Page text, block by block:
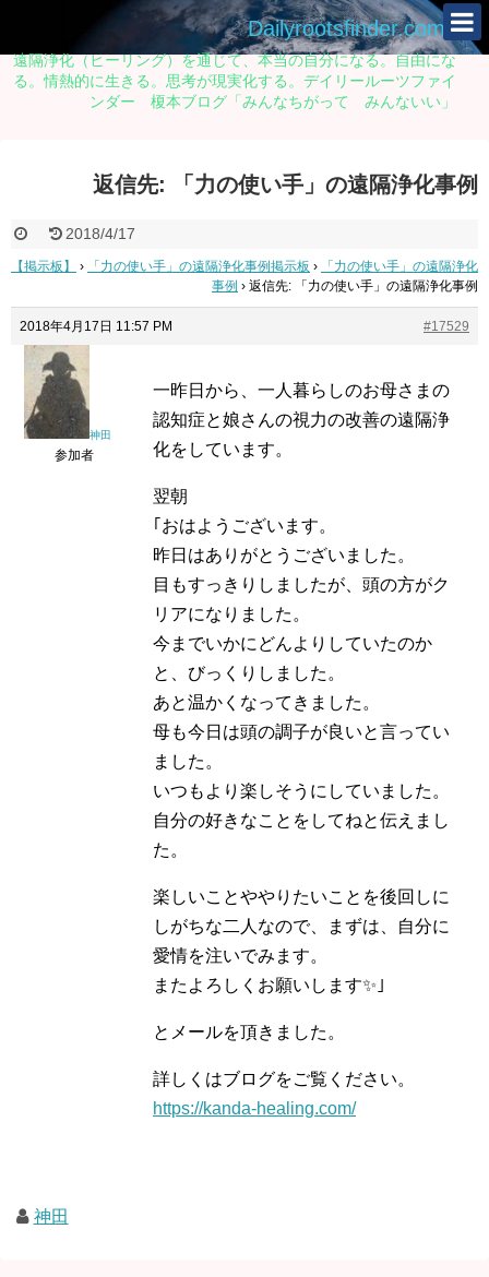
Dailyrootsfinder.com
遠隔浄化（ヒーリング）を通じて、本当の自分になる。自由にな
る。情熱的に生きる。思考が現実化する。デイリールーツファイ
ンダー 榎本ブログ「みんなちがって みんないい」
返信先: 「力の使い手」の遠隔浄化事例
2018/4/17
【掲示板】 › 「力の使い手」の遠隔浄化事例掲示板 ›
「力の使い手」の遠隔浄化
事例 › 返信先: 「力の使い手」の遠隔浄化事例
2018年4月17日 11:57 PM #17529
神田
参加者
一昨日から、一人暮らしのお母さまの
認知症と娘さんの視力の改善の遠隔浄
化をしています。
翌朝
｢おはようございます。
昨日はありがとうございました。
目もすっきりしましたが、頭の方がク
リアになりました。
今までいかにどんよりしていたのか
と、びっくりしました。
あと温かくなってきました。
母も今日は頭の調子が良いと言ってい
ました。
いつもより楽しそうにしていました。
自分の好きなことをしてねと伝えまし
た。
楽しいことややりたいことを後回しに
しがちな二人なので、まずは、自分に
愛情を注いでみます。
またよろしくお願いします✨｣
とメールを頂きました。
詳しくはブログをご覧ください。
https://kanda-healing.com/
神田